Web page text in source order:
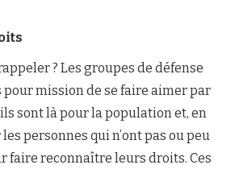
? Les groupes de défense
pour mission de se faire aimer par
sont là pour la population et, en
personnes qui n’ont pas ou peu
faire reconnaître leurs droits. Ces